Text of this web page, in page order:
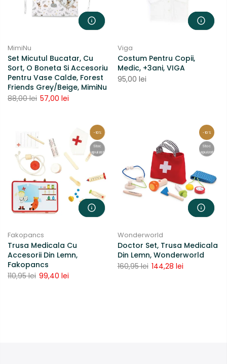
MimiNu
Set Micutul Bucatar, Cu
Sort, O Boneta Si Accesoriu
Pentru Vase Calde, Forest
Friends Grey/Beige, MimiNu
88,00 lei 57,00 lei
Viga
Costum Pentru Copii,
Medic, +3ani, VIGA
95,00 lei
-10%
Stoc
epuizat
Fakopancs
Trusa Medicala Cu
Accesorii Din Lemn,
Fakopancs
110,95 lei 99,40 lei
-10%
Stoc
epuizat
Wonderworld
Doctor Set, Trusa Medicala
Din Lemn, Wonderworld
160,95 lei 144,28 lei